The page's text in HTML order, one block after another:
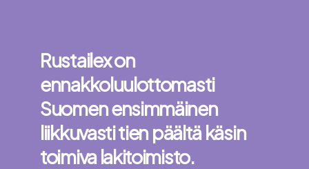
Rustailex on
ennakkoluulottomasti
Suomen ensimmäinen
liikkuvasti tien päältä käsin
toimiva lakitoimisto.